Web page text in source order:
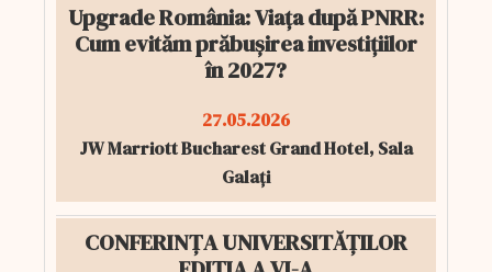
Upgrade România: Viața după PNRR:
Cum evităm prăbușirea investițiilor
în 2027?
27.05.2026
JW Marriott Bucharest Grand Hotel, Sala
Galați
CONFERINȚA UNIVERSITĂȚILOR